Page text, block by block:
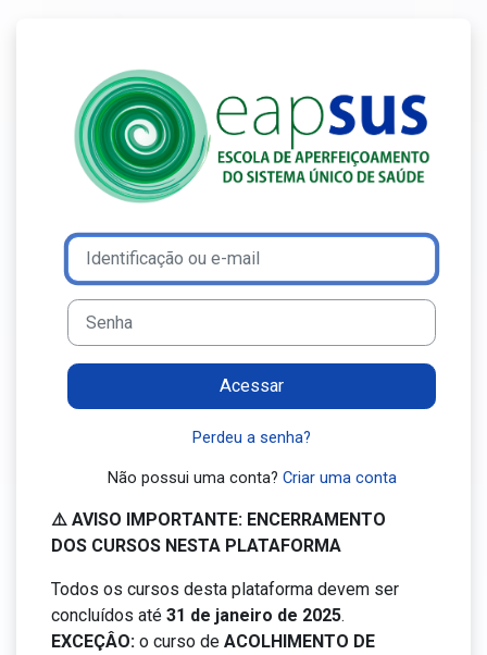
Avançar para criar nova conta
Identificação ou e-mail
Senha
Acessar
Perdeu a senha?
Não possui uma conta? Criar uma conta
⚠️ AVISO IMPORTANTE: ENCERRAMENTO
DOS CURSOS NESTA PLATAFORMA
Todos os cursos desta plataforma devem ser
concluídos até 31 de janeiro de 2025.
EXCEÇÂO: o curso de ACOLHIMENTO DE